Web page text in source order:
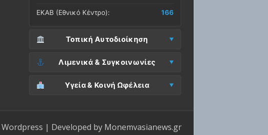
ΕΚΑΒ (Εθνικό Κέντρο): 166
Τοπική Αυτοδιοίκηση
Δήμος Μονεμβασίας
(Έδρα):
27323 60500
Δ.Ε. Μονεμβασίας
27323 60019
ΚΕΠ Μονεμβασίας: 27323 60031
Λιμενικά & Συγκοινωνίες
Λιμεναρχείο
Μονεμβασίας:
27320 61266
ΚΤΕΛ Λακωνίας (Σταθμός
Μολάων):
27320 22209
Υγεία & Κοινή Ωφέλεια
Wordpress | Developed by Monemvasianews.gr